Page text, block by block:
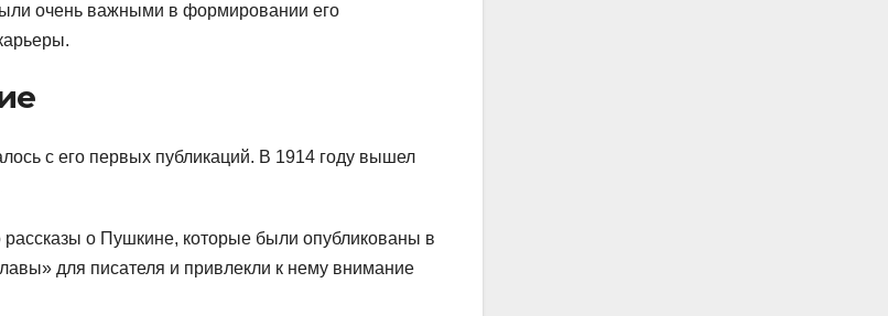
очень важными в формировании его
с его первых публикаций. В 1914 году вышел
о Пушкине, которые были опубликованы в
для писателя и привлекли к нему внимание